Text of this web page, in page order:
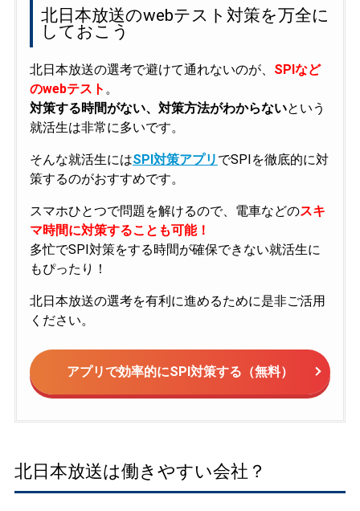
北日本放送のwebテスト対策を万全に
しておこう
北日本放送の選考で避けて通れないのが、 SPIなど
のwebテスト 。
対策する時間がない、対策方法がわからないという
就活生は非常に多いです。
そんな就活生にはSPI対策アプリ でSPIを徹底的に対
策するのがおすすめです。
スマホひとつで問題を解けるので、電車などのスキ
マ時間に対策することも可能！
多忙でSPI対策をする時間が確保できない就活生に
もぴったり！
北日本放送の選考を有利に進めるために是非ご活用
ください。
アプリで効率的にSPI対策する（無料）
北日本放送は働きやすい会社？